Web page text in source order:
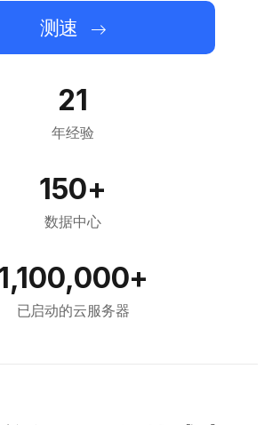
测速
21
年经验
150+
数据中心
已启动的云服务器